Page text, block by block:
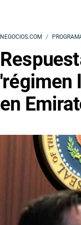
NEGOCIOS.COM
'régimen
en